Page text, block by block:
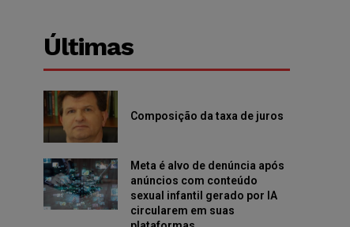
Últimas
Composição da taxa de juros
Meta é alvo de denúncia após
anúncios com conteúdo
sexual infantil gerado por IA
circularem em suas